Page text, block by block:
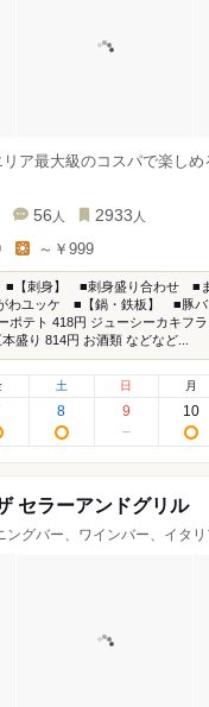
ア最大級のコスパで楽し
56 人 2933 人
～￥999
■【刺身】 ■刺身盛り合わせ ■
わユッケ ■【鍋・鉄板】 ■豚バ
ポテト 418円 ジューシーカキフ
盛り 814円 お酒類 などなど...
土
8
日
9
月
10
セラーアンドグリル
ングバー、ワインバー、イタリ